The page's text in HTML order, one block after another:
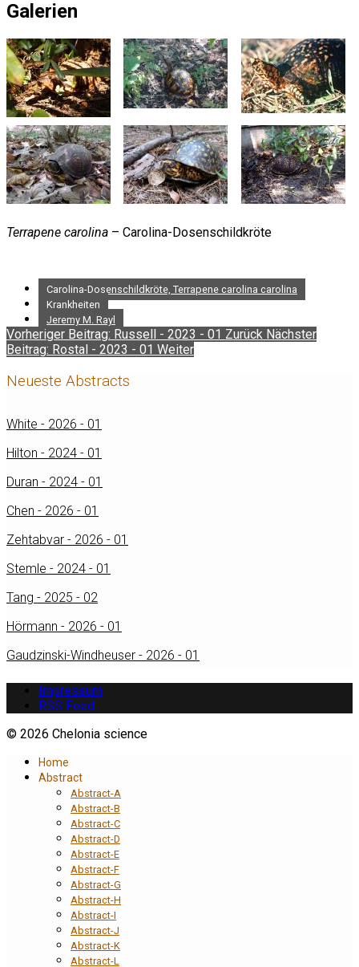
Galerien
Terrapene carolina – Carolina-Dosenschildkröte
Carolina-Dosenschildkröte, Terrapene carolina carolina
Krankheiten
Jeremy M. Rayl
Vorheriger Beitrag: Russell - 2023 - 01 Zurück Nächster
Beitrag: Rostal - 2023 - 01 Weiter
Neueste Abstracts
White - 2026 - 01
Hilton - 2024 - 01
Duran - 2024 - 01
Chen - 2026 - 01
Zehtabvar - 2026 - 01
Stemle - 2024 - 01
Tang - 2025 - 02
Hörmann - 2026 - 01
Gaudzinski-Windheuser - 2026 - 01
Impressum
RSS Feed
© 2026 Chelonia science
Home
Abstract
Abstract-A
Abstract-B
Abstract-C
Abstract-D
Abstract-E
Abstract-F
Abstract-G
Abstract-H
Abstract-I
Abstract-J
Abstract-K
Abstract-L